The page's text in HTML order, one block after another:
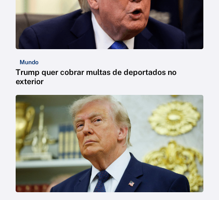
Mundo
Trump quer cobrar multas de deportados no
exterior